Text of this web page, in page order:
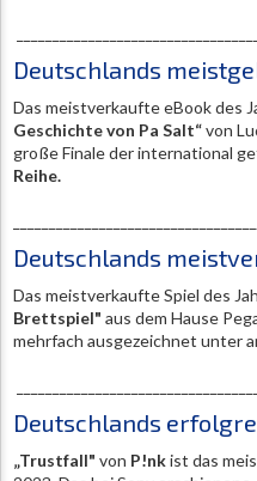
Deutschlands
Das meistverkaufte eBook des
Geschichte von Pa Salt“von
große Finale der international
Reihe.
Deutschlands
Das meistverkaufte Spiel des
Brettspiel" aus dem Hause
mehrfach ausgezeichnet unter
Deutschlands
„Trustfall" von P!nkist das